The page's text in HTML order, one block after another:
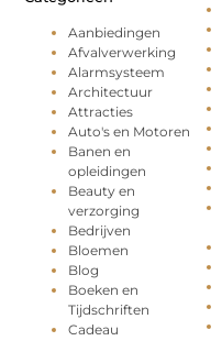
Aanbiedingen
Afvalverwerking
Alarmsysteem
Architectuur
Attracties
Auto's en Motoren
Banen en
opleidingen
Beauty en
verzorging
Bedrijven
Bloemen
Blog
Boeken en
Tijdschriften
Cadeau